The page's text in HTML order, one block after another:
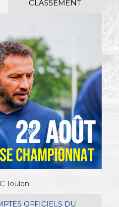
CLASSEMENT
OFFICIELS DU